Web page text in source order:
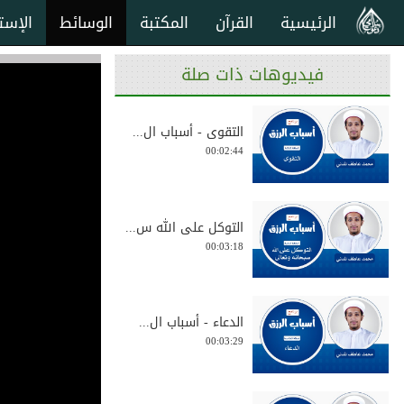
الوسائط المكتبة القرآن الرئيسية
فيديوهات ذات صلة
التقوى - أسباب ال...
00:02:44
التوكل على الله س...
00:03:18
الدعاء - أسباب ال...
00:03:29